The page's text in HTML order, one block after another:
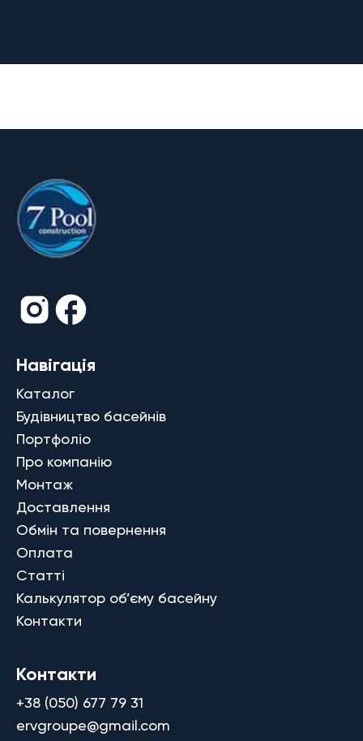
Навігація
Каталог
Будівництво басейнів
Портфоліо
Про компанію
Монтаж
Доставлення
Обмін та повернення
Оплата
Статті
Калькулятор об’єму басейну
Контакти
Контакти
+38 (050) 677 79 31
ervgroupe@gmail.com